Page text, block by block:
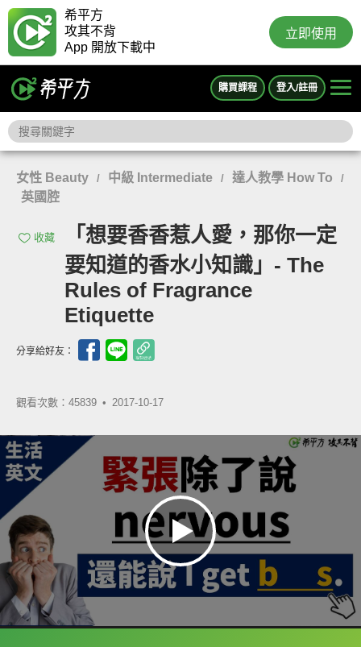
希平方
攻其不背
App 開放下載中
立即使用
購買課程 登入/註冊
女性 Beauty / 中級 Intermediate / 達人教學 How To /
英國腔
收藏
「想要香香惹人愛，那你一定
要知道的香水小知識」- The
Rules of Fragrance
Etiquette
分享給好友：
觀看次數：45839 • 2017-10-17